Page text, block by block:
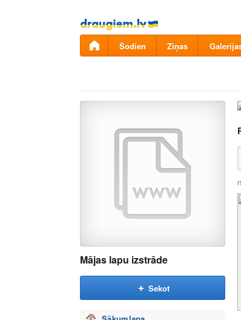
Pāriet
uz
saturu
Šodien Ziņas
Mājas lapu izstrāde
Sekot